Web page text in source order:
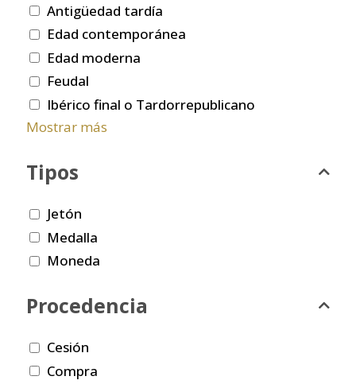
Antigüedad tardía
Edad contemporánea
Edad moderna
Feudal
Ibérico final o Tardorrepublicano
Mostrar más
Tipos
Jetón
Medalla
Moneda
Procedencia
Cesión
Compra